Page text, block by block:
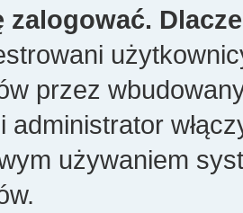
zalogować.
przez
administrator
używaniem